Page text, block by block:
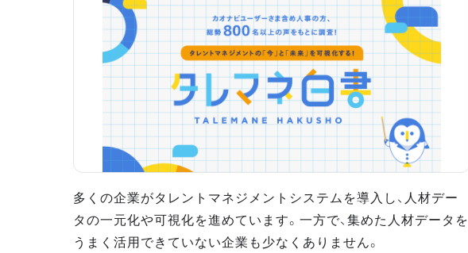
多くの企業がタレントマネジメントシステムを導入し、人材デー
タの一元化や可視化を進めています。一方で、集めた人材データを
うまく活用できていない企業も少なくありません。